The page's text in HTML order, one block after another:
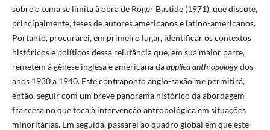
sobre o tema se limita à obra de Roger Bastide (1971), que discute,
principalmente, teses de autores americanos e latino-americanos.
Portanto, procurarei, em primeiro lugar, identificar os contextos
históricos e políticos dessa relutância que, em sua maior parte,
remetem à gênese inglesa e americana da ​​applied anthropologydos
anos 1930 a 1940. Este contraponto anglo-saxão me permitirá,
então, seguir com um breve panorama histórico da abordagem
francesa no que toca à intervenção antropológica em situações
minoritárias. Em seguida, passarei ao quadro global em que este